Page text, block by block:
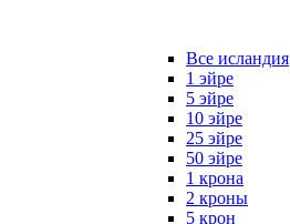
Все исландия
1 эйре
5 эйре
10 эйре
25 эйре
50 эйре
1 крона
2 кроны
5 крон